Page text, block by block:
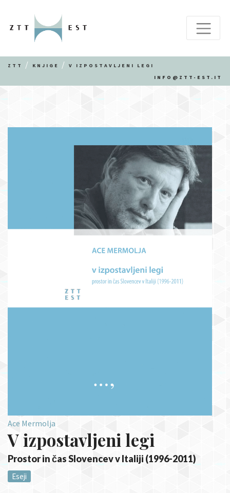
ZTT KNJIGE
V IZPOSTAVLJENI LEGI
INFO@ZTT-EST.IT
Ace Mermolja
V izpostavljeni legi
Prostor in čas Slovencev v Italiji (1996-2011)
Eseji